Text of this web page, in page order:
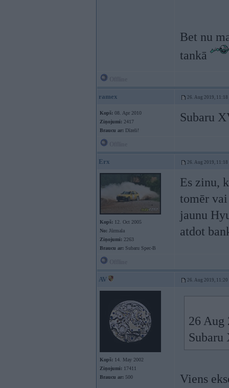
Bet nu
tankā
ramex 26. Aug 2019, 11:18
Kopš: 08. Apr 2010
Ziņojumi: 2417
Braucu ar: Dīzeli!
Subaru
Erx 26. Aug 2019, 11:18
Kopš: 12. Oct 2005
No: Jūrmala
Ziņojumi: 2263
Braucu ar: Subaru Spec-B
Es zinu,
tomēr
jaunu
atdot
AV 26. Aug 2019, 11:20
Kopš: 14. May 2002
Ziņojumi: 17411
Braucu ar: 500
26 Aug
Subaru
Viens